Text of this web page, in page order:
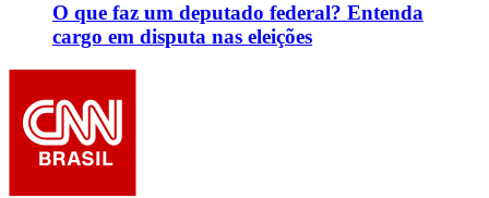
O que faz um deputado federal? Entenda
cargo em disputa nas eleições